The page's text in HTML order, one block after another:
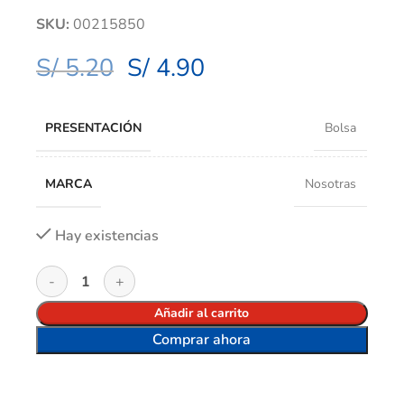
SKU: 00215850
S/5.20 S/ 4.90
PRESENTACIÓN Bolsa
MARCA Nosotras
Hay existencias
Añadir al carrito
Comprar ahora